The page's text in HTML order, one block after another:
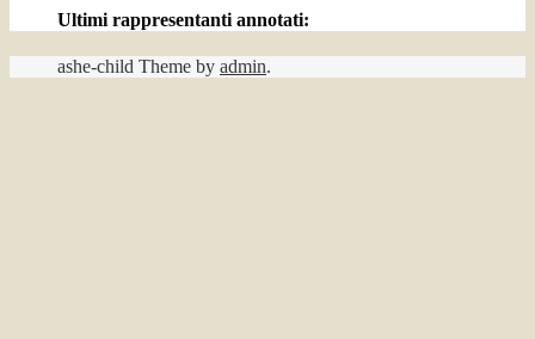
Ultimi rappresentanti annotati:
ashe-child Theme by admin.